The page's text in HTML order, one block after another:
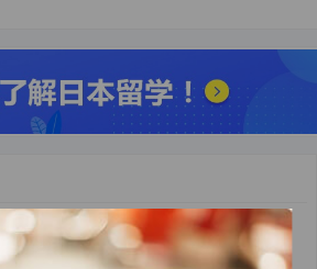
本科大三学生工程管理专业 现在在
能达到6.5 GPA在3.3左右 能通过日